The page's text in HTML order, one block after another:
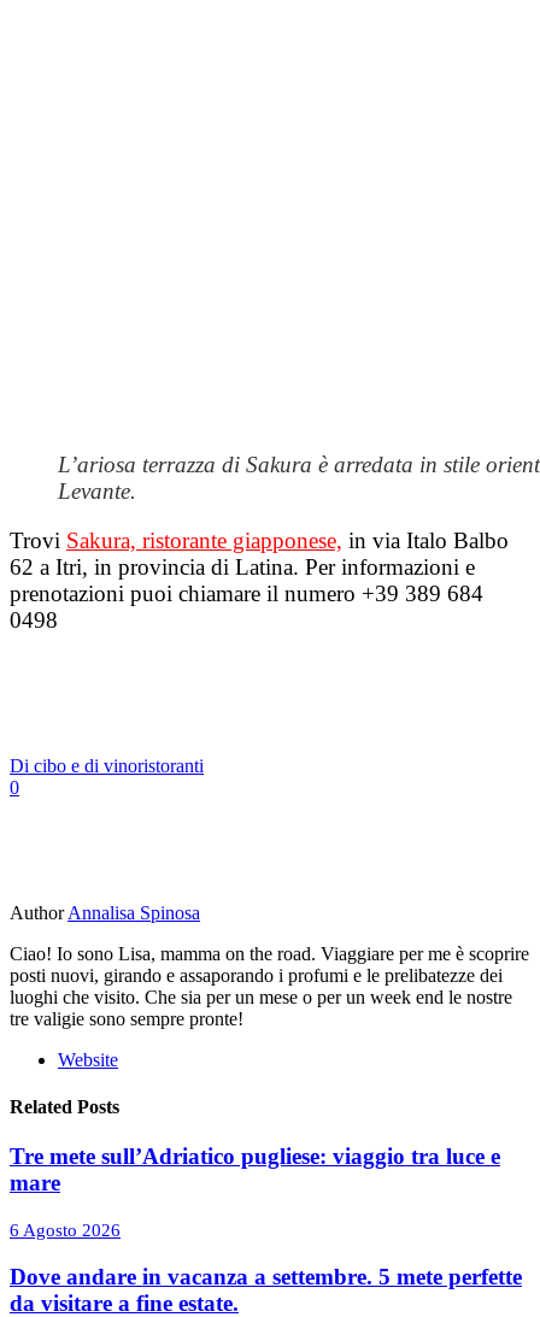
L’ariosa terrazza di Sakura è arredata in stile
Levante.
Trovi Sakura, ristorante giapponese, in via Italo Balbo
62 a Itri, in provincia di Latina. Per informazioni e
prenotazioni puoi chiamare il numero +39 389 684
0498
Di cibo e di vinoristoranti
0
Author Annalisa Spinosa
Ciao! Io sono Lisa, mamma on the road. Viaggiare per me è scoprire
posti nuovi, girando e assaporando i profumi e le prelibatezze dei
luoghi che visito. Che sia per un mese o per un week end le nostre
tre valigie sono sempre pronte!
Website
Related Posts
Tre mete sull’Adriatico pugliese: viaggio tra luce e
mare
6 Agosto 2026
Dove andare in vacanza a settembre. 5 mete perfette
da visitare a fine estate.